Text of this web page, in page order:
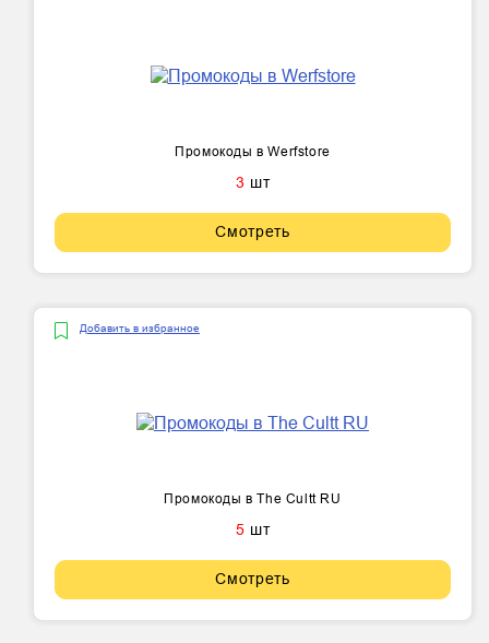
Промокоды в Werfstore
3 шт
Смотреть
Добавить в избранное
Промокоды в The Cultt RU
5 шт
Смотреть